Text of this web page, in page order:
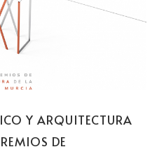
Y ARQUITECTURA
DE